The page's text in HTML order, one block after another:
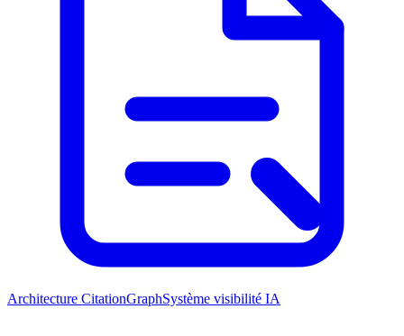
Architecture CitationGraphSystème visibilité IA